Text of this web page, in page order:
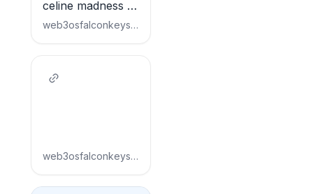
celine madness 12
Léa Pierron Altina
Élodie Shoot
web3osfalconkeys.wordpress.com
web3osfalconkeys.wordpress.com